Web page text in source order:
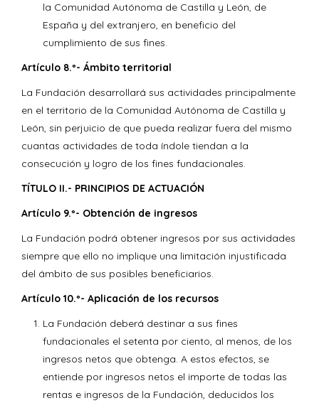
la Comunidad Autónoma de Castilla y León, de
España y del extranjero, en beneficio del
cumplimiento de sus fines.
Artículo 8.º- Ámbito territorial
La Fundación desarrollará sus actividades principalmente
en el territorio de la Comunidad Autónoma de Castilla y
León, sin perjuicio de que pueda realizar fuera del mismo
cuantas actividades de toda índole tiendan a la
consecución y logro de los fines fundacionales.
TÍTULO II.- PRINCIPIOS DE ACTUACIÓN
Artículo 9.º- Obtención de ingresos
La Fundación podrá obtener ingresos por sus actividades
siempre que ello no implique una limitación injustificada
del ámbito de sus posibles beneficiarios.
Artículo 10.º- Aplicación de los recursos
La Fundación deberá destinar a sus fines
fundacionales el setenta por ciento, al menos, de los
ingresos netos que obtenga. A estos efectos, se
entiende por ingresos netos el importe de todas las
rentas e ingresos de la Fundación, deducidos los